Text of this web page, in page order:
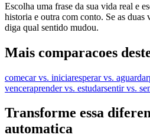
Escolha uma frase da sua vida real e
historia e outra com conto. Se as duas
diga qual sentido mudou.
Mais comparacoes
comecar vs. iniciaresperar vs. aguardar
venceraprender vs. estudarsentir vs.
Transforme essa
automatica